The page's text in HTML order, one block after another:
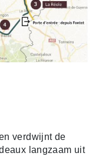
verdwijnt de
langzaam uit